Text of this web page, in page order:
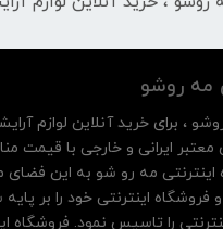
مه‌ رو‌شو
، برای خرید آنلاین لوازم
ایرانی و خارجی با قیمت
مه رو شو به این فضای
را تاسیس نمود. فروشگاه